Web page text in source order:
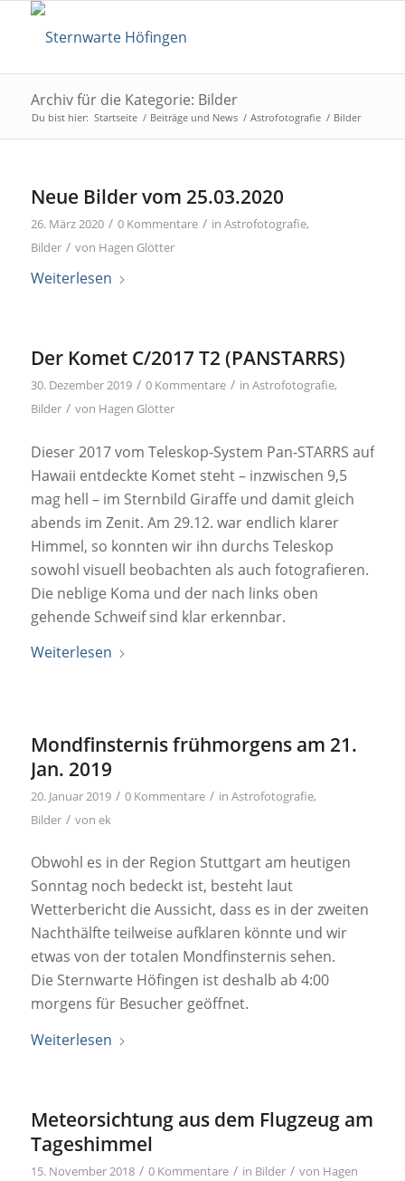
Archiv für die Kategorie: Bilder
Du bist hier: Startseite / Beiträge und News / Astrofotografie / Bilder
Neue Bilder vom 25.03.2020
26. März 2020 / 0 Kommentare / in Astrofotografie,
Bilder / von Hagen Glötter
Weiterlesen
Der Komet C/2017 T2 (PANSTARRS)
30. Dezember 2019 / 0 Kommentare / in Astrofotografie,
Bilder / von Hagen Glötter
Dieser 2017 vom Teleskop-System Pan-STARRS auf
Hawaii entdeckte Komet steht – inzwischen 9,5
mag hell – im Sternbild Giraffe und damit gleich
abends im Zenit. Am 29.12. war endlich klarer
Himmel, so konnten wir ihn durchs Teleskop
sowohl visuell beobachten als auch fotografieren.
Die neblige Koma und der nach links oben
gehende Schweif sind klar erkennbar.
Weiterlesen
Mondfinsternis frühmorgens am 21.
Jan. 2019
20. Januar 2019 / 0 Kommentare / in Astrofotografie,
Bilder / von ek
Obwohl es in der Region Stuttgart am heutigen
Sonntag noch bedeckt ist, besteht laut
Wetterbericht die Aussicht, dass es in der zweiten
Nachthälfte teilweise aufklaren könnte und wir
etwas von der totalen Mondfinsternis sehen.
Die Sternwarte Höfingen ist deshalb ab 4:00
morgens für Besucher geöffnet.
Weiterlesen
Meteorsichtung aus dem Flugzeug am
Tageshimmel
15. November 2018 / 0 Kommentare / in Bilder / von Hagen